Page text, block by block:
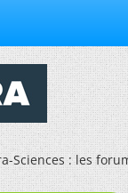
Sciences : les